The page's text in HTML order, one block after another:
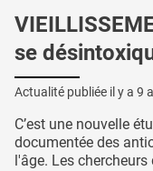
se
Actualité publiée il y a 9
C’est une nouvelle
documentée des
l'âge. Les chercheurs